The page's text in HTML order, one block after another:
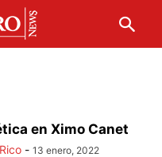
en Ximo Canet
- 13 enero, 2022